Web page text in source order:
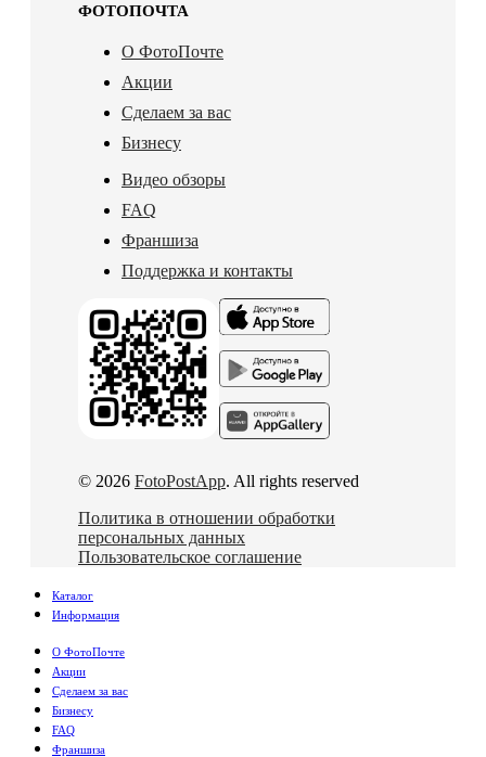
ФОТОПОЧТА
О ФотоПочте
Акции
Сделаем за вас
Бизнесу
Видео обзоры
FAQ
Франшиза
Поддержка и контакты
© 2026 FotoPostApp. All rights reserved
Политика в отношении обработки
персональных данных
Пользовательское соглашение
Каталог
Информация
О ФотоПочте
Акции
Сделаем за вас
Бизнесу
FAQ
Франшиза